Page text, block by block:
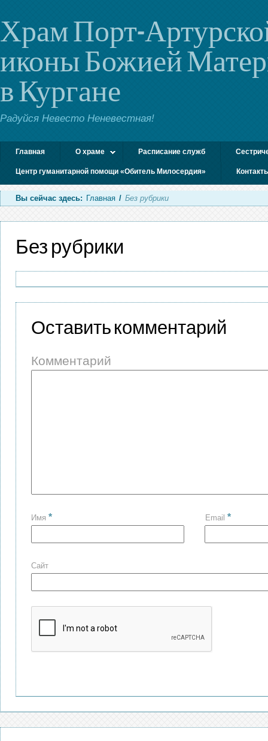
Храм Порт-
иконы Божией
в Кургане
Радуйся Невесто Неневестная!
Главная О храме Расписание служб
Центр гуманитарной помощи «Обитель Милосердия»
Вы сейчас здесь: Главная / Без рубрики
Без рубрики
Оставить комментарий
Комментарий
Имя * Email*
Сайт